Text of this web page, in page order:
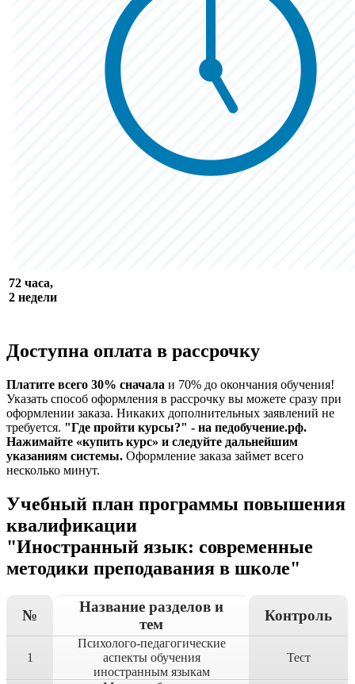
72 часа,
2 недели
Доступна оплата в рассрочку
Платите всего 30% сначала и 70% до окончания обучения!
Указать способ оформления в рассрочку вы можете сразу при
оформлении заказа. Никаких дополнительных заявлений не
требуется. "Где пройти курсы?" - на педобучение.рф.
Нажимайте «купить курс» и следуйте дальнейшим
указаниям системы. Оформление заказа займет всего
несколько минут.
Учебный план программы повышения
квалификации
"Иностранный язык: современные
методики преподавания в школе"
№
Название разделов и
тем
Контроль
1
Психолого-педагогические
аспекты обучения
иностранным языкам
Тест